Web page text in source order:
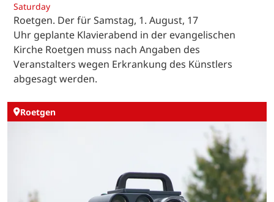
Saturday
Roetgen. Der für Samstag, 1. August, 17
Uhr geplante Klavierabend in der evangelischen
Kirche Roetgen muss nach Angaben des
Veranstalters wegen Erkrankung des Künstlers
abgesagt werden.
Roetgen